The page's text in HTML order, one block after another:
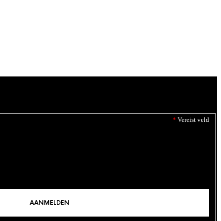
* Vereist veld